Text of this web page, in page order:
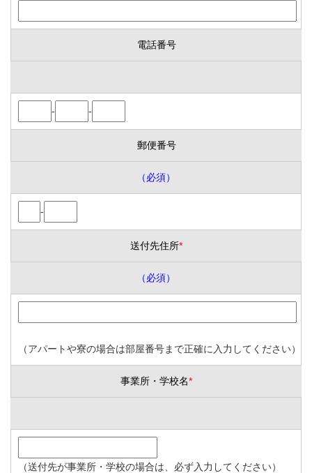
電話番号
- -
郵便番号
（必須）
-
送付先住所*
（必須）
（アパートや寮の場合は部屋番号まで正確に入力してください）
事業所・学校名*
（送付先が事業所・学校の場合は、必ず入力してください）